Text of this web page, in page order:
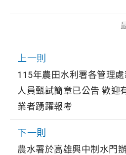
上一則
115年農田水利署各管理
人員甄試簡章已公告 歡迎
業者踴躍報考
下一則
農水署於高雄興中制水門